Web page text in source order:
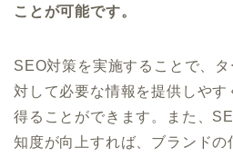
ことが可能です。
SEO対策を実施することで、
対して必要な情報を提供しやす
得ることができます。また、
知度が向上すれば、ブランドの